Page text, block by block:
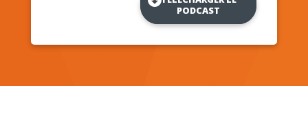
PODCAST